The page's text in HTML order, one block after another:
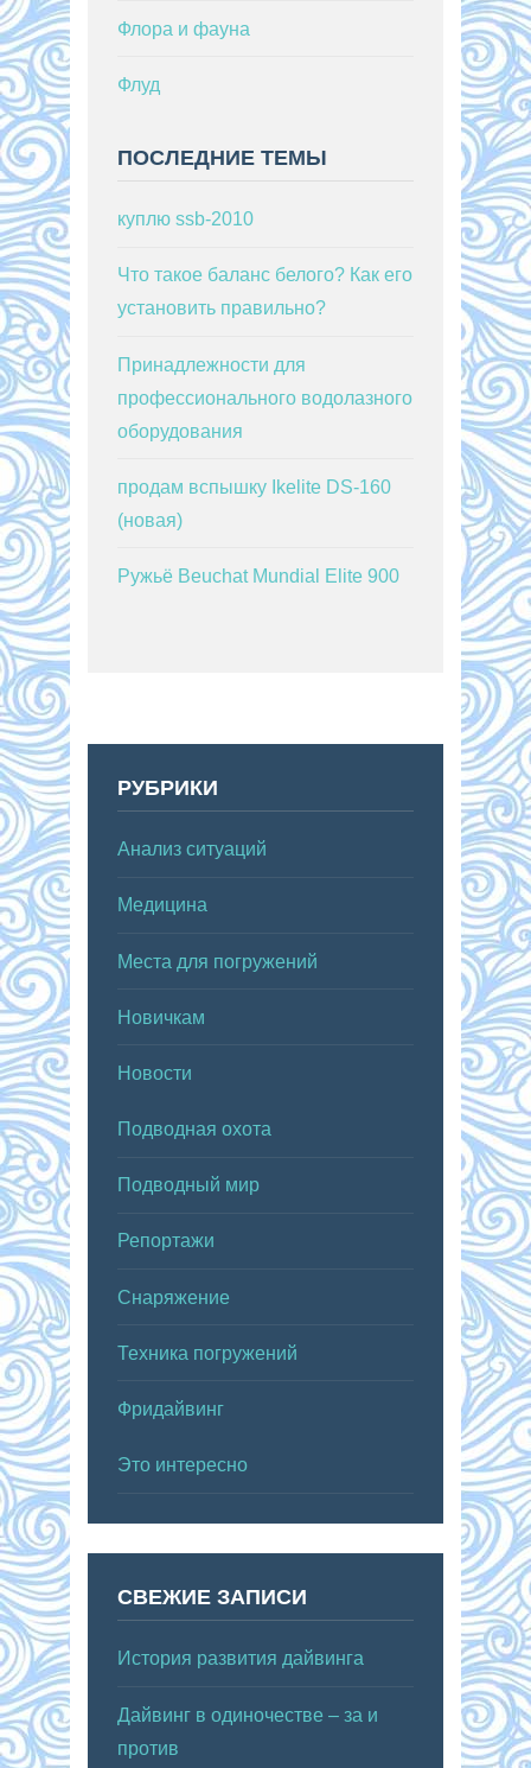
Флора и фауна
Флуд
ПОСЛЕДНИЕ ТЕМЫ
куплю ssb-2010
Что такое баланс белого? Как его
установить правильно?
Принадлежности для
профессионального водолазного
оборудования
продам вспышку Ikelite DS-160
(новая)
Ружьё Beuchat Mundial Elite 900
РУБРИКИ
Анализ ситуаций
Медицина
Места для погружений
Новичкам
Новости
Подводная охота
Подводный мир
Репортажи
Снаряжение
Техника погружений
Фридайвинг
Это интересно
СВЕЖИЕ ЗАПИСИ
История развития дайвинга
Дайвинг в одиночестве – за и
против